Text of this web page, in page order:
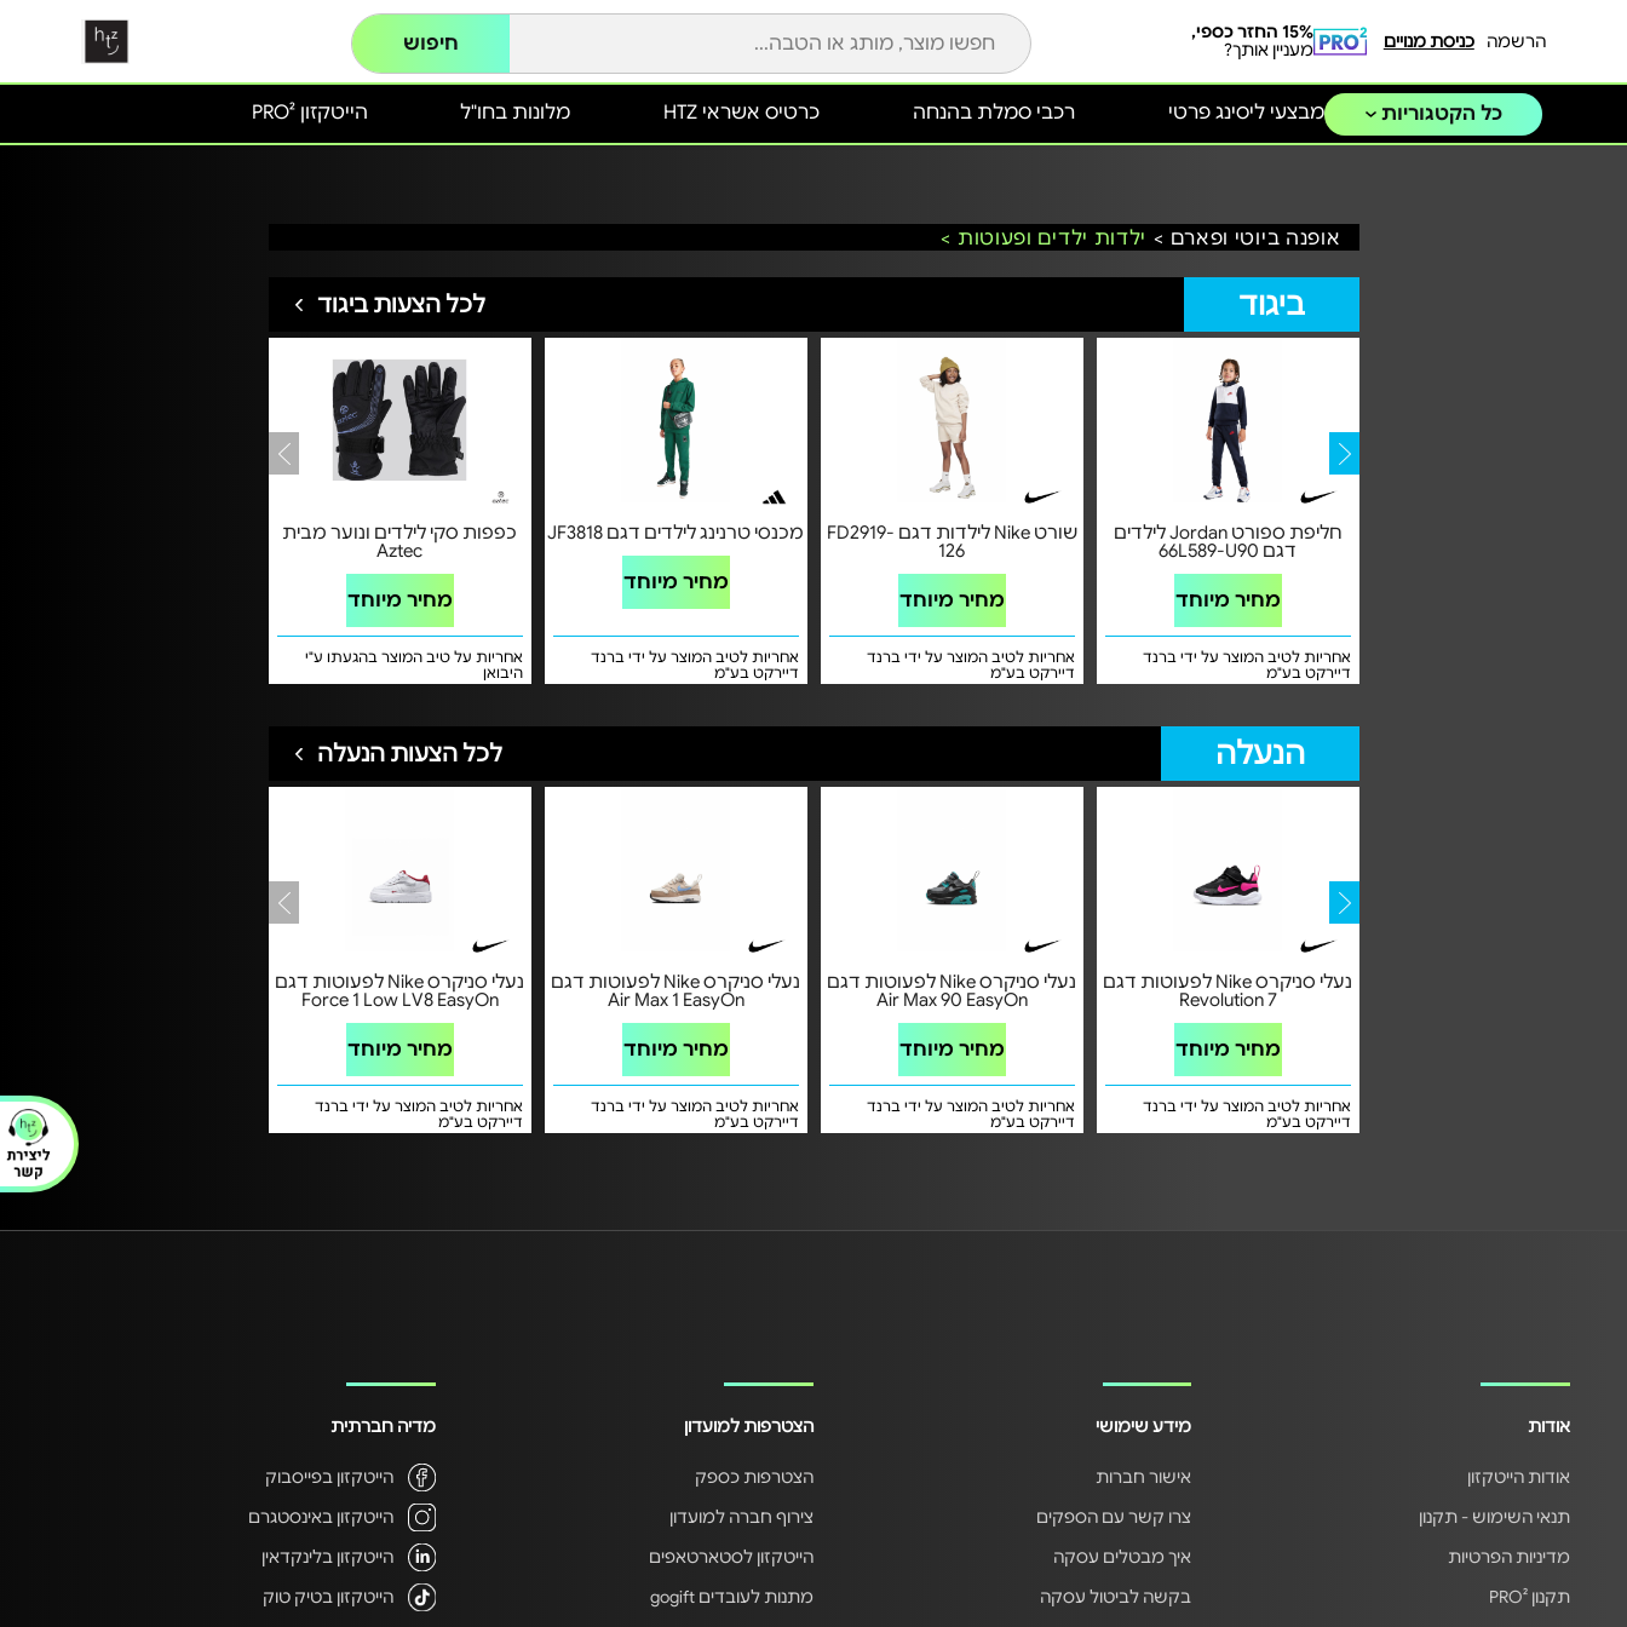
הרשמה כניסת מנויים
15% החזר כספי,
מעניין אותך?
חיפוש
כל הקטגוריות הייטקזון PRO² מלונות בחו"ל כרטיס אשראי HTZ מבצעי ליסינג פרטי רכבי סמלת בהנחה
אופנה ביוטי ופארם > ילדות ילדים ופעוטות >
ביגוד לכל הצעות ביגוד
כפפות סקי לילדים ונוער מבית
Aztec
מחיר מיוחד
אחריות על טיב המוצר בהגעתו ע"י
היבואן
מכנסי טרנינג לילדים דגם JF3818
מחיר מיוחד
אחריות לטיב המוצר על ידי ברנד
דיירקט בע"מ
שורט Nike לילדות דגם FD2919-
126
מחיר מיוחד
אחריות לטיב המוצר על ידי ברנד
דיירקט בע"מ
חליפת ספורט Jordan לילדים
דגם 66L589-U90
מחיר מיוחד
אחריות לטיב המוצר על ידי ברנד
דיירקט בע"מ
הנעלה לכל הצעות הנעלה
נעלי סניקרס Nike לפעוטות דגם
Force 1 Low LV8 EasyOn
מחיר מיוחד
אחריות לטיב המוצר על ידי ברנד
דיירקט בע"מ
נעלי סניקרס Nike לפעוטות דגם
Air Max 1 EasyOn
מחיר מיוחד
אחריות לטיב המוצר על ידי ברנד
דיירקט בע"מ
נעלי סניקרס Nike לפעוטות דגם
Air Max 90 EasyOn
מחיר מיוחד
אחריות לטיב המוצר על ידי ברנד
דיירקט בע"מ
נעלי סניקרס Nike לפעוטות דגם
Revolution 7
מחיר מיוחד
אחריות לטיב המוצר על ידי ברנד
דיירקט בע"מ
אודות
אודות הייטקזון
תנאי השימוש - תקנון
מדיניות הפרטיות
תקנון PRO²
מידע שימושי
אישור חברות
צרו קשר עם הספקים
איך מבטלים עסקה
בקשה לביטול עסקה
הצטרפות למועדון
הצטרפות כספק
צירוף חברה למועדון
הייטקזון לסטארטאפים
מתנות לעובדים gogift
מדיה חברתית
הייטקזון בפייסבוק
הייטקזון באינסטגרם
הייטקזון בלינקדאין
הייטקזון בטיק טוק